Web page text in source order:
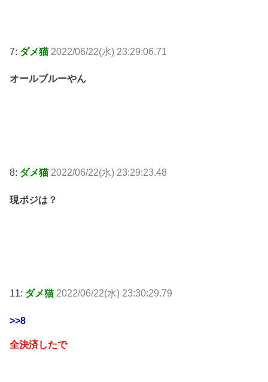
7: ダメ猫 2022/06/22(水) 23:29:06.71
オールブルーやん
8: ダメ猫 2022/06/22(水) 23:29:23.48
現ポジは？
11: ダメ猫 2022/06/22(水) 23:30:29.79
>>8
全決済したで